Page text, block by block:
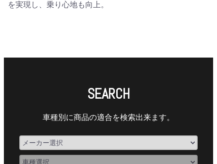
を実現し、乗り心地も向上。
SEARCH
車種別に商品の適合を検索出来ます。